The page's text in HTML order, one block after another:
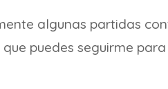
algunas partidas
puedes seguirme